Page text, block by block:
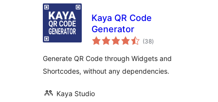
Kaya QR Code
Generator
(38कुल
दर)
Generate QR Code through Widgets and
Shortcodes, without any dependencies.
Kaya Studio